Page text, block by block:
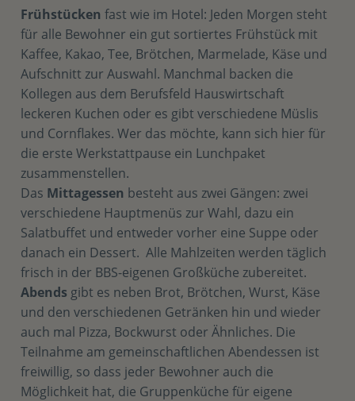
Frühstücken fast wie im Hotel: Jeden Morgen steht
für alle Bewohner ein gut sortiertes Frühstück mit
Kaffee, Kakao, Tee, Brötchen, Marmelade, Käse und
Aufschnitt zur Auswahl. Manchmal backen die
Kollegen aus dem Berufsfeld Hauswirtschaft
leckeren Kuchen oder es gibt verschiedene Müslis
und Cornflakes. Wer das möchte, kann sich hier für
die erste Werkstattpause ein Lunchpaket
zusammenstellen.
Das Mittagessen besteht aus zwei Gängen: zwei
verschiedene Hauptmenüs zur Wahl, dazu ein
Salatbuffet und entweder vorher eine Suppe oder
danach ein Dessert. Alle Mahlzeiten werden täglich
frisch in der BBS-eigenen Großküche zubereitet.
Abends gibt es neben Brot, Brötchen, Wurst, Käse
und den verschiedenen Getränken hin und wieder
auch mal Pizza, Bockwurst oder Ähnliches. Die
Teilnahme am gemeinschaftlichen Abendessen ist
freiwillig, so dass jeder Bewohner auch die
Möglichkeit hat, die Gruppenküche für eigene